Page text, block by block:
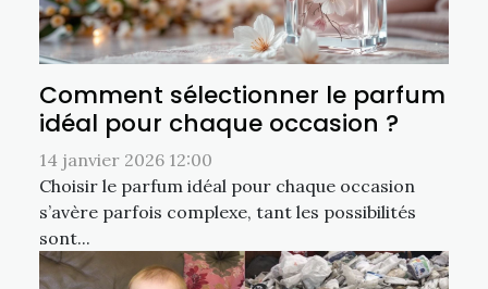
Comment sélectionner le parfum
idéal pour chaque occasion ?
14 janvier 2026 12:00
Choisir le parfum idéal pour chaque occasion
s’avère parfois complexe, tant les possibilités
sont...